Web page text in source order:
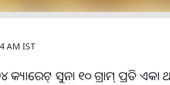
AM IST
କ୍ୟାରେଟ୍ ସୁନା ୧୦ ଗ୍ରାମ୍ ପ୍ରତି